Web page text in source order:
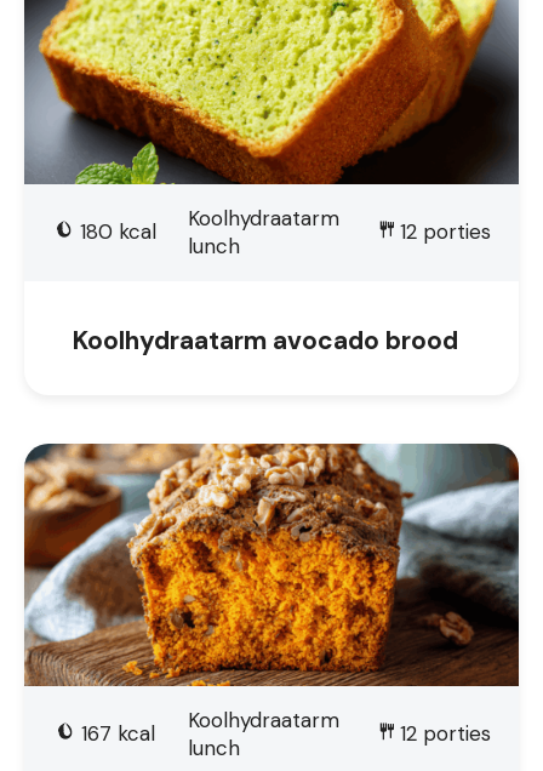
180 kcal
Koolhydraatarm
lunch
12porties
Koolhydraatarm avocado brood
167 kcal
Koolhydraatarm
lunch
12porties